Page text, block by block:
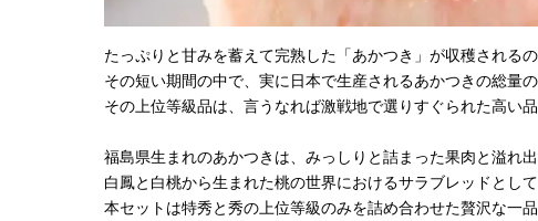
たっぷりと甘みを蓄えて完熟した「あかつき」が収穫される
その短い期間の中で、実に日本で生産されるあかつきの総量
その上位等級品は、言うなれば激戦地で選りすぐられた高い
福島県生まれのあかつきは、みっしりと詰まった果肉と溢れ
白鳳と白桃から生まれた桃の世界におけるサラブレッドとし
本セットは特秀と秀の上位等級のみを詰め合わせた贅沢な一